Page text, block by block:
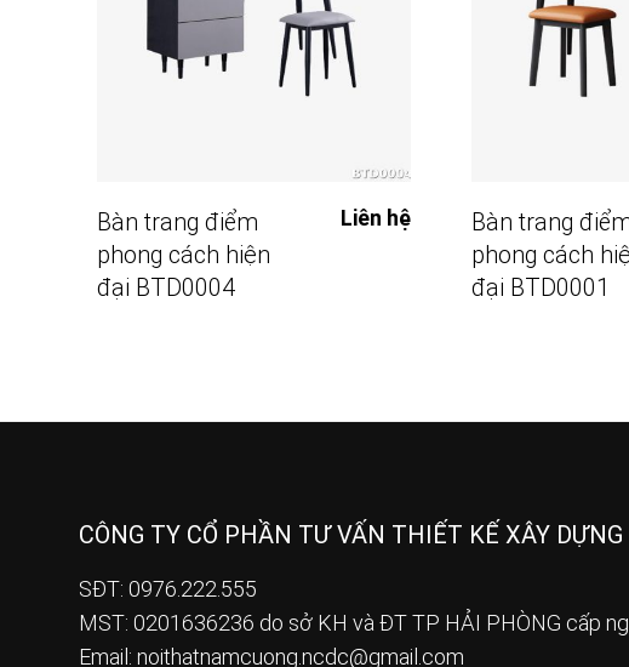
Bàn trang điểm
phong cách hiện
đại BTD0004
Liên hệ
Bàn trang
phong cách
đại BTD0001
CÔNG TY CỔ PHẦN TƯ VẤN THIẾT KẾ XÂY
SĐT: 0976.222.555
MST: 0201636236 do sở KH và ĐT TP HẢI PHÒNG cấp
Email: noithatnamcuong.ncdc@gmail.com